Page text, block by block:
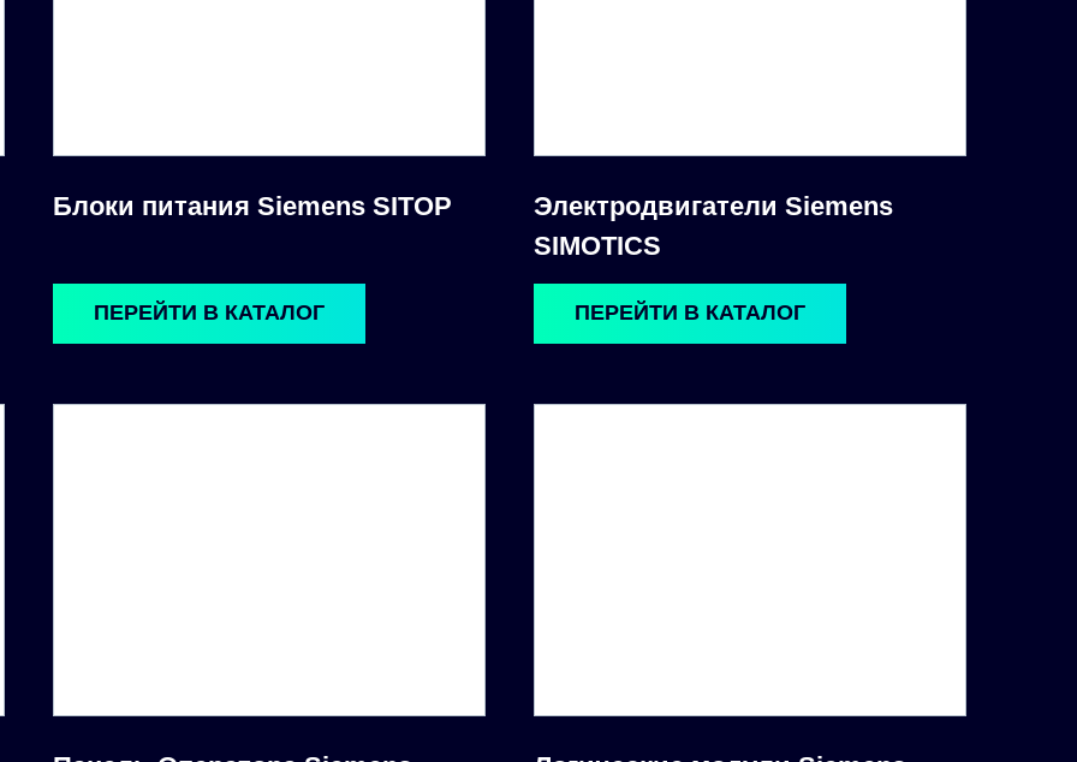
Блоки питания Siemens SITOP
Электродвигатели Siemens
SIMOTICS
ПЕРЕЙТИ В КАТАЛОГ ПЕРЕЙТИ В КАТАЛОГ